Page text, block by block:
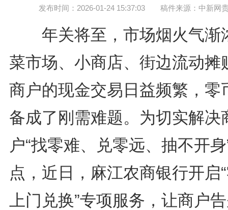
发布时间：2026-01-24 15:37:03 稿件来源：中新网
年关将至，市场烟火气渐
菜市场、小商店、街边流动摊
商户的现金交易日益频繁，零
备成了刚需难题。为切实解决
户“找零难、兑零远、抽不开
点，近日，麻江农商银行开启
上门兑换”专项服务，让商户